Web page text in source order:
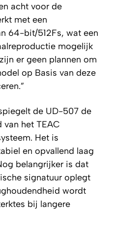
acht voor de
met een
64-bit/512Fs, wat een
mogelijk
er geen plannen om
op Basis van deze
de UD-507 de
het TEAC
Het is
en opvallend laag
belangrijker is dat
signatuur oplegt
wordt
bij langere